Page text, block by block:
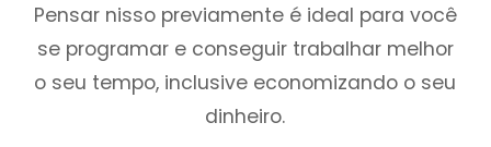
Pensar nisso previamente é ideal para você
se programar e conseguir trabalhar melhor
o seu tempo, inclusive economizando o seu
dinheiro.